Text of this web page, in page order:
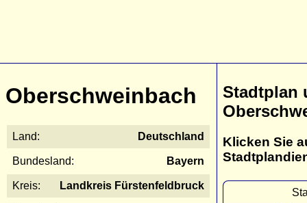
Oberschweinbach
Land: Deutschland
Bundesland: Bayern
Kreis: Landkreis Fürstenfeldbruck
Stadtplan
Klicken Sie